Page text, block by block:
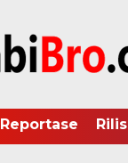
Reportase Rilis